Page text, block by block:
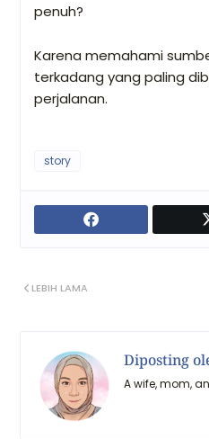
penuh?
Karena memahami
terkadang yang paling
perjalanan.
story
LEBIH LAMA
Diposting
A wife, mom,